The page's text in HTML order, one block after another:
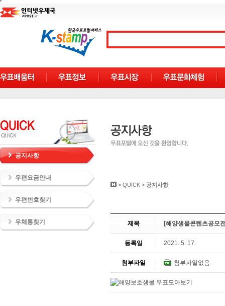
공지사항
우편요금안내
우편번호찾기
우체통찾기
> QUICK > 공지사항
제목 [해양생물콘텐츠공모
등록일 2021. 5. 17.
첨부파일 첨부파일없음